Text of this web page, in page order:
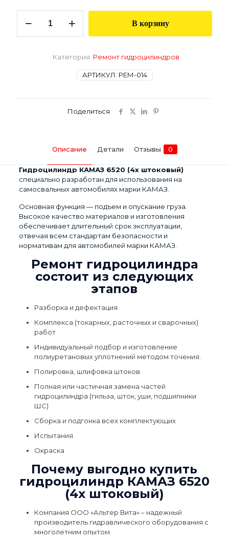
товара
В корзину
АРТИКУЛ: РЕМ-014
Категория: Ремонт гидроцилиндров
Поделиться
Описание Детали Отзывы 0
Гидроцилиндр КАМАЗ 6520 (4х штоковый)
специально разработан для использования на
самосвальных автомобилях марки КАМАЗ.
Основная функция — подъем и опускание груза.
Высокое качество материалов и изготовления
обеспечивает длительный срок эксплуатации,
отвечая всем стандартам безопасности и
нормативам для автомобилей марки КАМАЗ.
Ремонт гидроцилиндра
состоит из следующих
этапов
Разборка и дефектация
Комплекса (токарных, расточных и сварочных)
работ
Индивидуальный подбор и изготовление
полиуретановых уплотнений методом точения.
Полировка, шлифовка штоков.
Полная или частичная замена частей
гидроцилиндра (гильза, шток, уши, подшипники
ШС)
Сборка и подгонка всех комплектующих
Испытания
Окраска
Почему выгодно купить
гидроцилиндр КАМАЗ 6520
(4х штоковый)
Компания ООО «Альтер Вита» – надежный
производитель гидравлического оборудования с
многолетним опытом.